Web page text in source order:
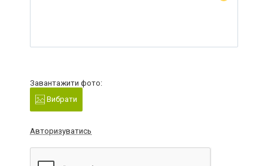
Завантажити фото:
Вибрати
Авторизуватись